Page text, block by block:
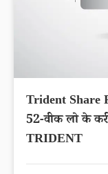
Trident Share
52-वीक लो के
TRIDENT